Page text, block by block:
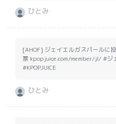
ひとみ
[AHOF] ジェイエルガスパールに
票 kpopjuice.com/member/jl/ #ジ
#KPOPJUICE
ひとみ